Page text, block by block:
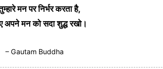
मन पर निर्भर करता है,
अपने मन को सदा शुद्ध रखो।
– Gautam Buddha